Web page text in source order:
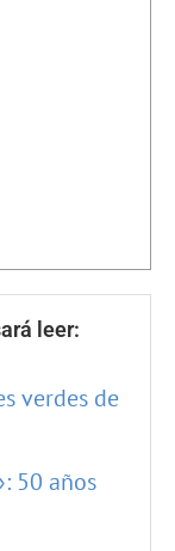
leer:
verdes de
50 años